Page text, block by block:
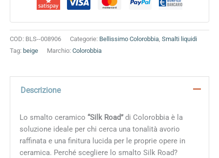
COD: BLS--008906 Categorie: Bellissimo Colorobbia, Smalti liquidi
Tag: beige Marchio: Colorobbia
Descrizione
Lo smalto ceramico “Silk Road”di Colorobbia è la
soluzione ideale per chi cerca una tonalità avorio
raffinata e una finitura lucida per le proprie opere in
ceramica. Perché scegliere lo smalto Silk Road?